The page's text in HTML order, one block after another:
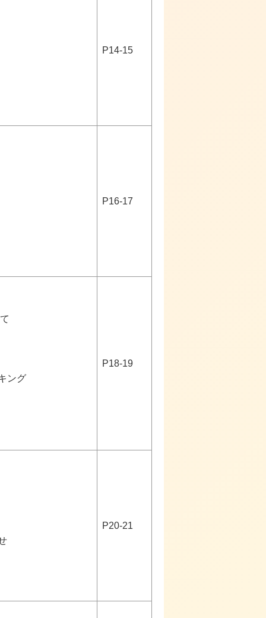
P14-15
P16-17
ング
P18-19
P20-21